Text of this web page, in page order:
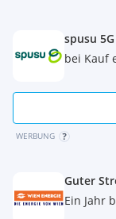
erforderlich.
bei konkreten
gesprächsbereit.
Eine mögliche
Instandsetzungs-/
spusu
bei Kauf
WERBUNG
Guter
Ein Jahr